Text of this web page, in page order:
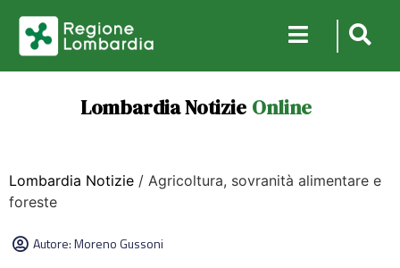
Lombardia Notizie Online
Lombardia Notizie / Agricoltura, sovranità alimentare e
foreste
Autore:Moreno Gussoni